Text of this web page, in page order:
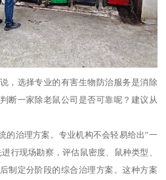
，选择专业的有害生物防治服务是消除
断一家除老鼠公司是否可靠呢？建议从
的治理方案。专业机构不会轻易给出“一
行现场勘察，评估鼠密度、鼠种类型、
制定分阶段的综合治理方案。这种方案